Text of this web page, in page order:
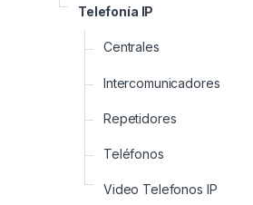
Telefonía IP
Centrales
Intercomunicadores
Repetidores
Teléfonos
Video Telefonos IP